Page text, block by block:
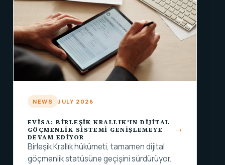
NEWS JULY 2026
EVISA: BIRLEŞIK KRALLIK'IN DIJITAL
GÖÇMENLIK SISTEMI GENIŞLEMEYE
DEVAM EDIYOR
Birleşik Krallık hükümeti, tamamen dijital
göçmenlik statüsüne geçişini sürdürüyor.